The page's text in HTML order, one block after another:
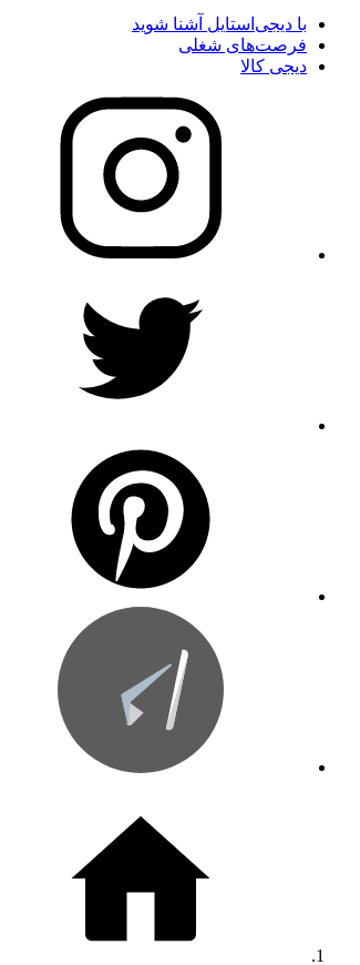
با دیجی‌استایل آشنا شوید
فرصت‌های شغلی
دیجی کالا